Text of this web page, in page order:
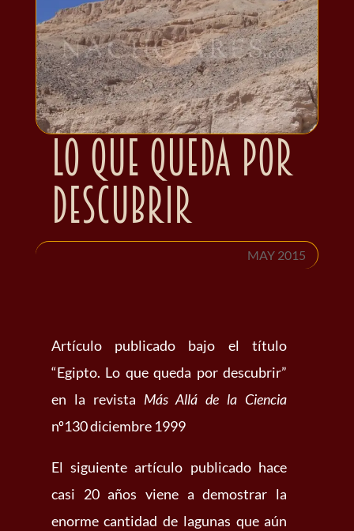
Lo que queda por
descubrir
MAY 2015
Artículo publicado bajo el título
“Egipto. Lo que queda por descubrir”
en la revista Más Allá de la Ciencia
nº130 diciembre 1999
El siguiente artículo publicado hace
casi 20 años viene a demostrar la
enorme cantidad de lagunas que aún